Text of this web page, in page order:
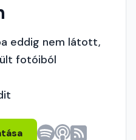
eddig nem látott,
fotóiból